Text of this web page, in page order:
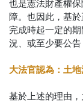
也是憲法財產權
障。也因此，基
完成時起一定的
況、或至少要公告
大法官認為：土
基於上述的理由